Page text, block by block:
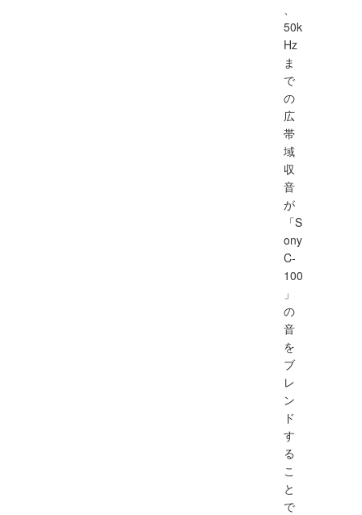
50k
Hz
ま
で
の
広
帯
域
収
音
が
「S
ony
C-
100
」
の
音
を
ブ
レ
ン
ド
す
る
こ
と
で